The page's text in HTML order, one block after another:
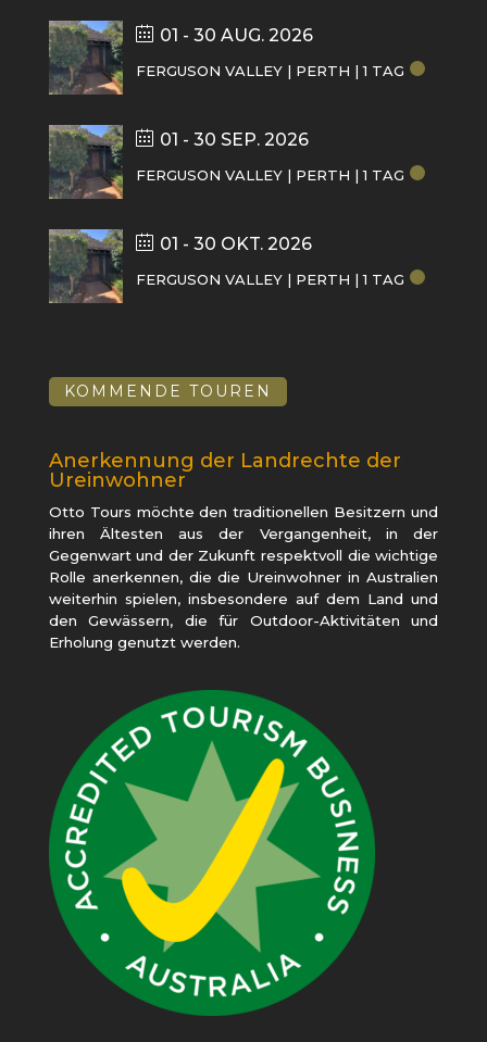
01 - 30 AUG. 2026
FERGUSON VALLEY | PERTH | 1 TAG
01 - 30 SEP. 2026
FERGUSON VALLEY | PERTH | 1 TAG
01 - 30 OKT. 2026
FERGUSON VALLEY | PERTH | 1 TAG
KOMMENDE TOUREN
Anerkennung der Landrechte der
Ureinwohner
Otto Tours möchte den traditionellen Besitzern und
ihren Ältesten aus der Vergangenheit, in der
Gegenwart und der Zukunft respektvoll die wichtige
Rolle anerkennen, die die Ureinwohner in Australien
weiterhin spielen, insbesondere auf dem Land und
den Gewässern, die für Outdoor-Aktivitäten und
Erholung genutzt werden.